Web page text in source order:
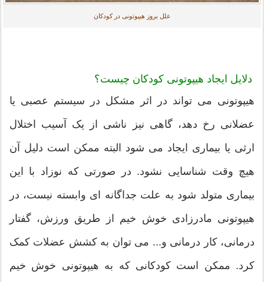
علل بروز هیپوتونی در کودکان
دلایل ایجاد هیپوتونی کودکان چیست؟
هیپوتونی می تواند در اثر مشکل در سیستم عصبی یا
عضلانی رخ دهد، گاهی نیز ناشی از یک آسیب اختلال
ارثی یا بیماری ایجاد می شود البته ممکن است دلیل آن
هیچ وقت شناسایی نشود. در صورتی که نوزاد با این
بیماری متولد شود به علت جداگانه ای وابسته نیست، در
هیپوتونی مادرزادی خوش خیم از طریق ورزش، گفتار
درمانی، کار درمانی و... می توان به کشش عضلات کمک
کرد. ممکن است کودکانی که به هیپوتونی خوش خیم